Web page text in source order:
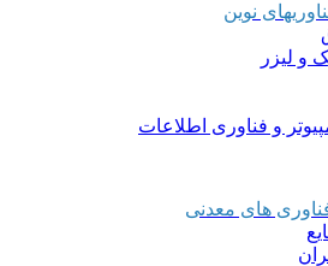
نوین
و لیزر
و فناوری اطلاعات
های معدنی